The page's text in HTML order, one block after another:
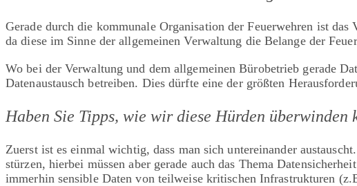
Gerade durch die kommunale Organisation der Feuerwehren ist
da diese im Sinne der allgemeinen Verwaltung die Belange der
Wo bei der Verwaltung und dem allgemeinen Bürobetrieb gerade
Datenaustausch betreiben. Dies dürfte eine der größten
Haben Sie Tipps, wie wir diese Hürden überwinden
Zuerst ist es einmal wichtig, dass man sich untereinander
stürzen, hierbei müssen aber gerade auch das Thema
immerhin sensible Daten von teilweise kritischen Infrastrukturen